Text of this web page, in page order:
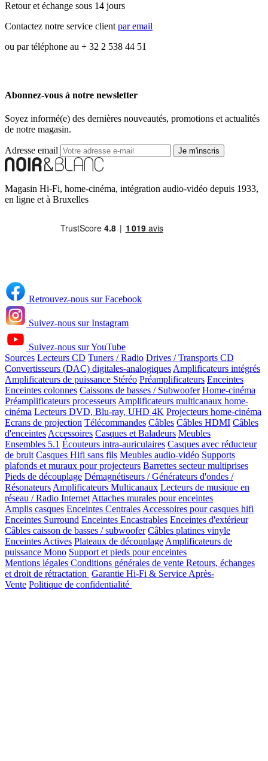
Retour et échange sous 14 jours
Contactez notre service clientpar email
ou par téléphone au + 32 2 538 44 51
Abonnez-vous à notre newsletter
Soyez informé(e) des dernières nouveautés, promotions et actualités
de notre magasin.
Adresse email Je m'inscris
Magasin Hi-Fi, home-cinéma, intégration audio-vidéo depuis 1933,
en ligne et à Bruxelles
Retrouvez-nous sur Facebook
Suivez-nous sur Instagram
Suivez-nous sur YouTube
Sources Lecteurs CD Tuners / Radio Drives / Transports CD
Convertisseurs (DAC) digitales-analogiques Amplificateurs intégrés
Amplificateurs de puissance Stéréo Préamplificateurs Enceintes
Enceintes colonnes Caissons de basses / Subwoofer Home-cinéma
Préamplificateurs processeurs Amplificateurs multicanaux home-
cinéma Lecteurs DVD, Blu-ray, UHD 4K Projecteurs home-cinéma
Ecrans de projection Télécommandes Câbles Câbles HDMI Câbles
d'enceintes Accessoires Casques et Baladeurs Meubles
Ensembles 5.1 Écouteurs intra-auriculaires Casques avec réducteur
de bruit Casques Hifi sans fils Meubles audio-vidéo Supports
plafonds et muraux pour projecteurs Barrettes secteur multiprises
Pieds de découplage Démagnétiseurs / Générateurs d'ondes /
Résonateurs Amplificateurs Multicanaux Lecteurs de musique en
réseau / Radio Internet Attaches murales pour enceintes
Amplis casques Enceintes Centrales Accessoires pour casques hifi
Enceintes Surround Enceintes Encastrables Enceintes d'extérieur
Câbles caisson de basses / subwoofer Câbles platines vinyle
Enceintes Actives Plateaux de découplage Amplificateurs de
puissance Mono Support et pieds pour enceintes
Mentions légales Conditions générales de vente Retours, échanges
et droit de rétractation Garantie Hi-Fi & Service Après-
Vente Politique de confidentialité